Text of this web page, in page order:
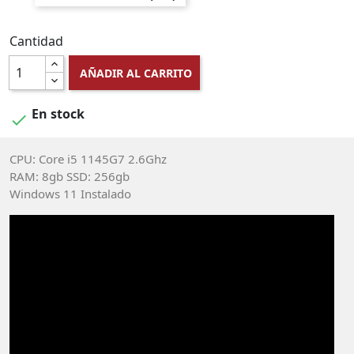
Cantidad
AÑADIR AL CARRITO
 En stock
CPU: Core i5 1145G7 2.6Ghz
RAM: 8gb SSD: 256gb
Windows 11 Instalado